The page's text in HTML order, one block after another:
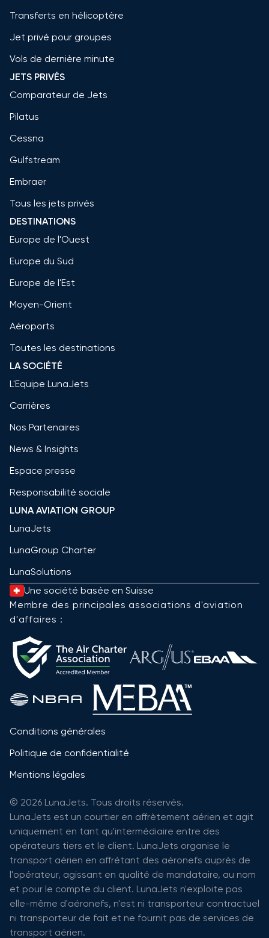
Transferts en hélicoptère
Jet privé pour groupes
Vols de dernière minute
JETS PRIVÉS
Comparateur de Jets
Pilatus
Cessna
Gulfstream
Embraer
Tous les jets privés
DESTINATIONS
Europe de l'Ouest
Europe du Sud
Europe de l'Est
Moyen-Orient
Aéroports
Toutes les destinations
LA SOCIÉTÉ
L'Equipe LunaJets
Carrières
Nos Partenaires
News & Insights
Espace presse
Responsabilité sociale
LUNA AVIATION GROUP
LunaJets
LunaGroup Charter
LunaSolutions
Une société basée en Suisse
Membre des principales associations d'aviation
d'affaires :
Conditions générales
Politique de confidentialité
Mentions légales
© 2026 LunaJets. Tous droits réservés.
LunaJets est un courtier en affrètement aérien et agit
uniquement en tant qu'intermédiaire entre des
opérateurs tiers et le client. LunaJets organise le
transport aérien en affrétant des aéronefs auprès de
l'opérateur, agissant en qualité de mandataire, au nom
et pour le compte du client. LunaJets n'exploite pas
elle-même d'aéronefs, n'est ni transporteur contractuel
ni transporteur de fait et ne fournit pas de services de
transport aérien.